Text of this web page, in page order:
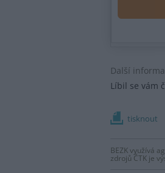
Další
Líbil se vám
tisknout
BEZK využívá
zdrojů ČTK je